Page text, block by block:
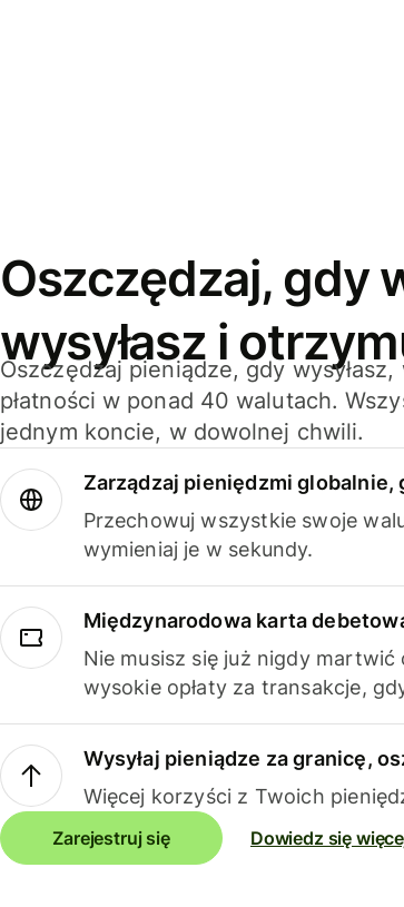
Oszczędzaj, gdy
wysyłasz i
Oszczędzaj pieniądze, gdy
płatności w ponad 40 walutach.
jednym koncie, w dowolnej chwili.
Zarządzaj pieniędzmi
Przechowuj wszystkie swoje
wymieniaj je w sekundy.
Międzynarodowa karta
Nie musisz się już nigdy
wysokie opłaty za transakcje,
Wysyłaj pieniądze za granicę,
Więcej korzyści z Twoich
Zarejestruj się Dowiedz się